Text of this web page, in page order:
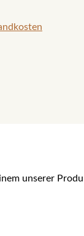
unserer